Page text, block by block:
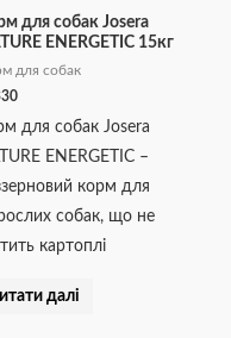
для собак Josera
ENERGETIC 15кг
для собак
для собак Josera
ENERGETIC –
корм для
собак, що не
картоплі
далі